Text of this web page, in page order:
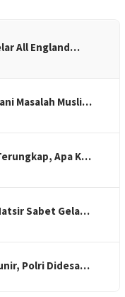
All England…
Masalah Musli…
Apa K…
Sabet Gela…
Polri Didesa…